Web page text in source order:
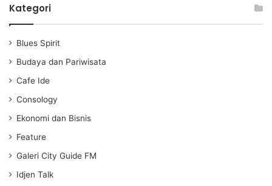
a
Kategori
Blues Spirit
Budaya dan Pariwisata
Cafe Ide
Consology
Ekonomi dan Bisnis
Feature
Galeri City Guide FM
Idjen Talk